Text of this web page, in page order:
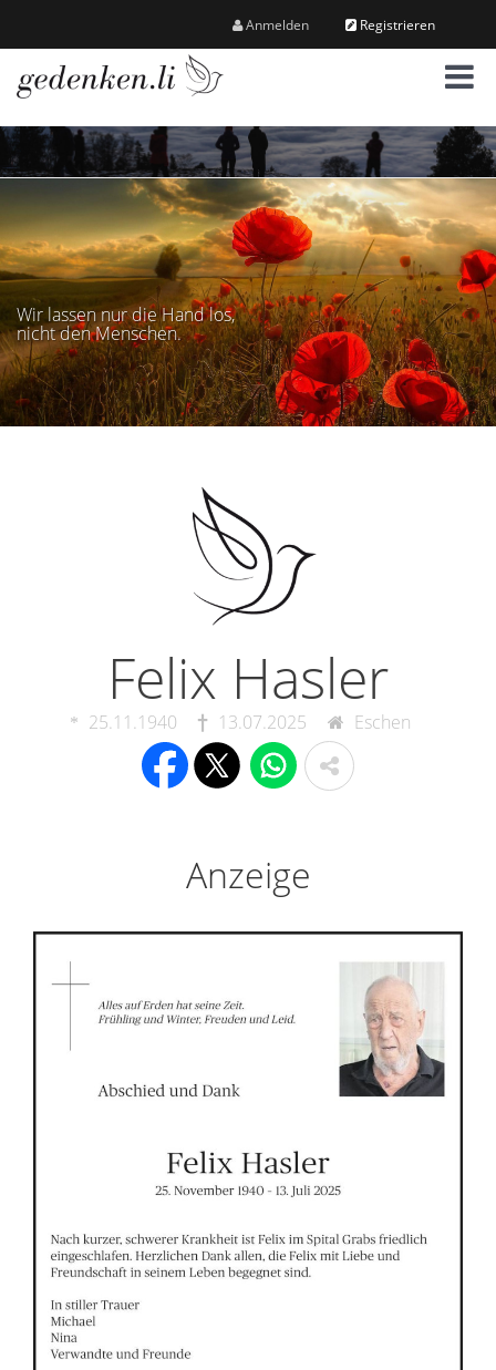
Anmelden Registrieren
M
e
n
ü
Wir lassen nur die Hand los,
nicht den Menschen.
Felix Hasler
25.11.1940 13.07.2025 Eschen
Anzeige